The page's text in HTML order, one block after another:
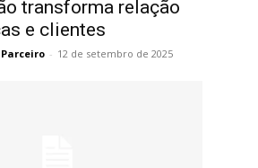
transforma relação
e clientes
- 12 de setembro de 2025